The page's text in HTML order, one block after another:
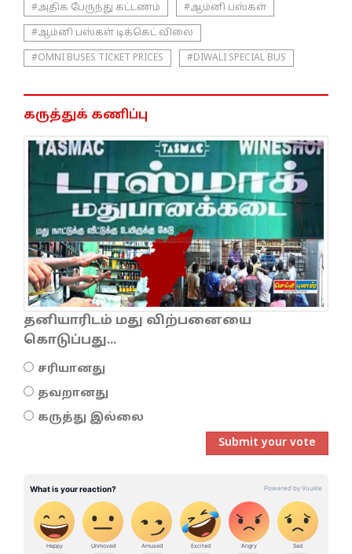
#அதிக பேருந்து கட்டணம் #ஆம்னி பஸ்கள்
#ஆம்னி பஸ்கள் டிக்கெட் விலை
#OMNI BUSES TICKET PRICES #DIWALI SPECIAL BUS
கருத்துக் கணிப்பு
தனியாரிடம் மது விற்பனையை
கொடுப்பது...
சரியானது
தவறானது
கருத்து இல்லை
Submit your vote